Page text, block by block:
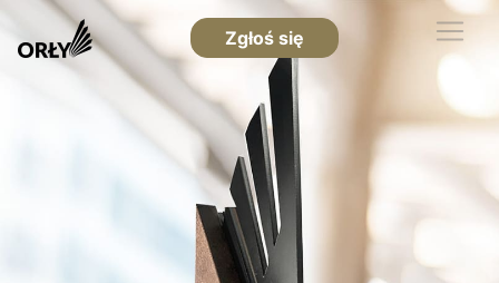
Zgłoś się